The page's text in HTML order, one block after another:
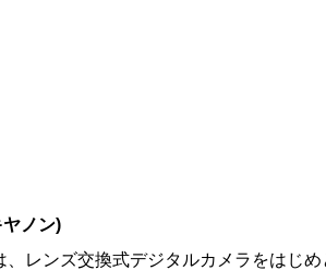
ノン)
、レンズ交換式デジタルカメラをはじ